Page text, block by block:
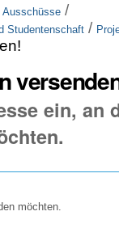
Ausschüsse /
Studentenschaft /
ein, an
möchten.